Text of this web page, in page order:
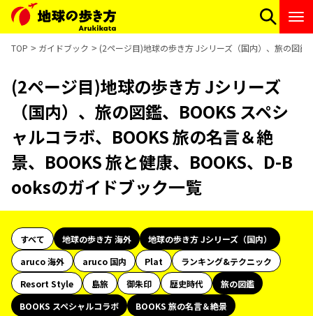
TOP ガイドブック (2ページ目)地球の歩き方 Jシリーズ（国内）、旅の図
(2ページ目)地球の歩き方 Jシリーズ
（国内）、旅の図鑑、BOOKS スペシ
ャルコラボ、BOOKS 旅の名言＆絶
景、BOOKS 旅と健康、BOOKS、D-B
ooksのガイドブック一覧
すべて 地球の歩き方 海外
地球の歩き方 Jシリーズ（国内）
aruco 海外
aruco 国内 Plat
ランキング&テクニック
Resort Style
島旅 御朱印 歴史時代
旅の図鑑
BOOKS スペシャルコラボ
BOOKS 旅の名言＆絶景